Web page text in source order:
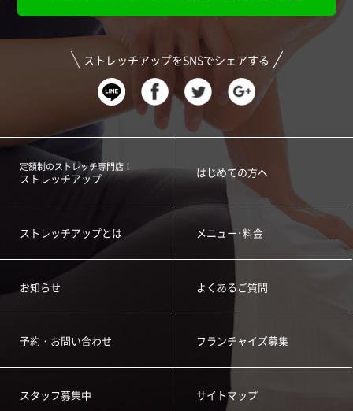
ストレッチアップをSNSでシェアする
定額制のストレッチ専門店！
ストレッチアップ
はじめての方へ
ストレッチアップとは メニュー･料金
お知らせ よくあるご質問
予約・お問い合わせ フランチャイズ募集
スタッフ募集中 サイトマップ